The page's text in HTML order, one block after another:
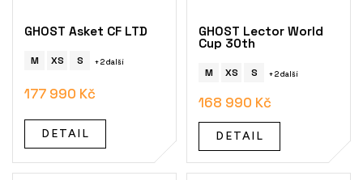
GHOST Asket CF LTD
M XS S + 2 další
177 990 Kč
DETAIL
GHOST Lector World
Cup 30th
M XS S + 2 další
168 990 Kč
DETAIL